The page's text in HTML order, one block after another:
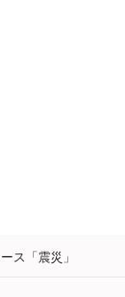
ス「震災」